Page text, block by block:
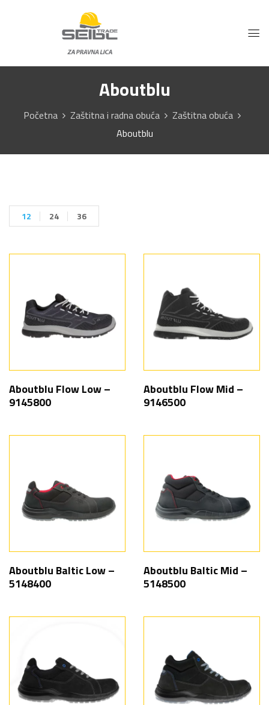
Aboutblu
Početna Zaštitna i radna obuća
Zaštitna obuća
Aboutblu
12 24 36
Aboutblu Flow Low –
9145800
Aboutblu Flow Mid –
9146500
Aboutblu Baltic Low –
5148400
Aboutblu Baltic Mid –
5148500